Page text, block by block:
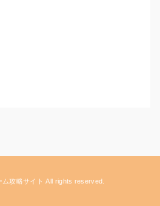
攻略サイト All rights reserved.